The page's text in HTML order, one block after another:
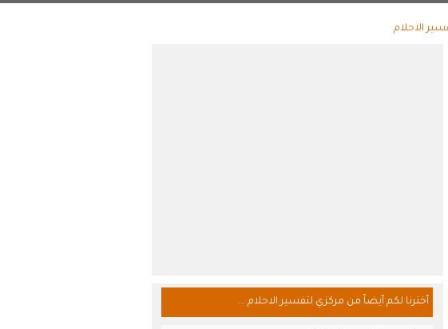
الاحلام
أخترنا لكم أيضاً من مركزي لتفسير الاحلام ...